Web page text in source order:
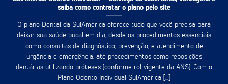
saiba como contratar o plano pelo site
O plano Dental da SulAmérica oferece tudo que você precisa para
deixar sua saúde bucal em dia, desde os procedimentos essenciais
como consultas de diagnóstico, prevenção, e atendimento de
urgência e emergência, até procedimentos como reposições
dentárias utilizando próteses (conforme rol vigente da ANS). Com o
Plano Odonto Individual SulAmérica [...]